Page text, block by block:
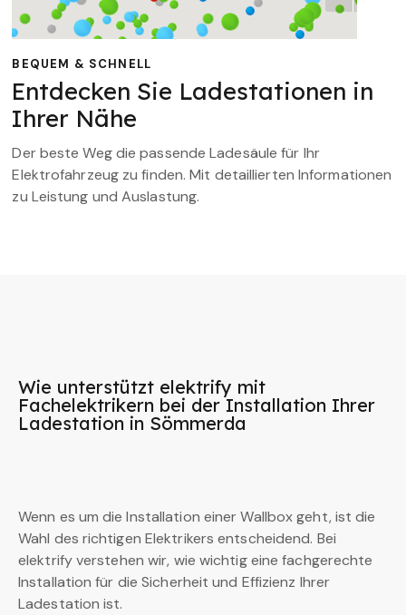
BEQUEM & SCHNELL
Entdecken Sie Ladestationen in
Ihrer Nähe
Der beste Weg die passende Ladesäule für Ihr
Elektrofahrzeug zu finden. Mit detaillierten Informationen
zu Leistung und Auslastung.
Wie unterstützt elektrify mit
Fachelektrikern bei der Installation Ihrer
Ladestation in Sömmerda
Wenn es um die Installation einer Wallbox geht, ist die
Wahl des richtigen Elektrikers entscheidend. Bei
elektrify verstehen wir, wie wichtig eine fachgerechte
Installation für die Sicherheit und Effizienz Ihrer
Ladestation ist.